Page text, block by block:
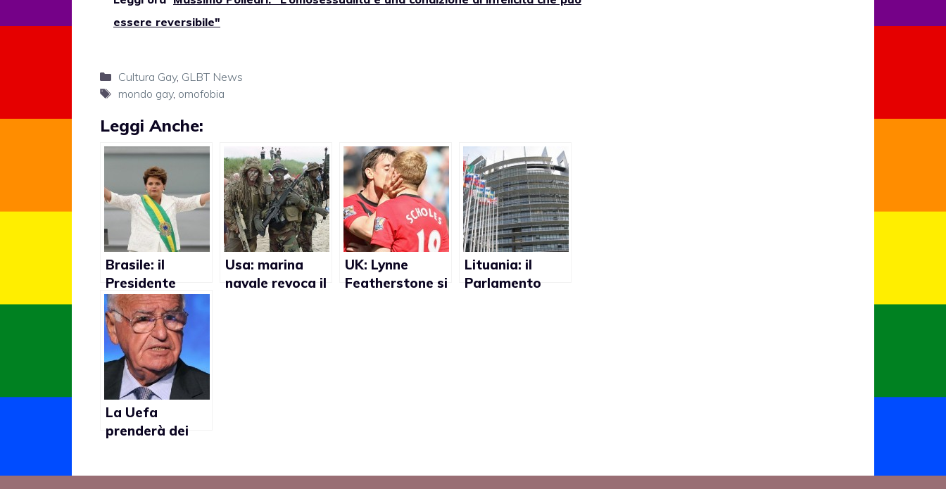
essere reversibile"
Categorie
Cultura Gay, GLBT News
Tag
mondo gay, omofobia
Leggi Anche:
Brasile: il
Presidente
sospende
campagna
contro
l’omofobia nelle
scuole
Usa: marina
navale revoca il
UK: Lynne
Featherstone si
Lituania: il
Parlamento
La Uefa
prenderà dei